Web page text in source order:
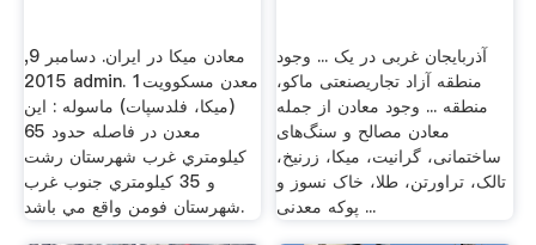
معادن میکا در ایران. دسامبر 9,
2015 admin. 1معدن مسكوويت
(ميكا، فلدسپات) ماسوله : اين
معدن در فاصله حدود 65
كيلومتري غرب شهرستان رشت
و 35 كيلومتري جنوب غرب
شهرستان فومن واقع مي باشد.
آذربایجان غربی در یک ... وجود
منطقه آزاد تجاریصنعتی ماکو،
منطقه ... وجود معادن از جمله
معادن مصالح و سنگ‌های
ساختمانی، گرانیت، میکا، زرنیخ،
تالک، تراورتن، طلا، خاک نسوز و
پوکه معدنی ...